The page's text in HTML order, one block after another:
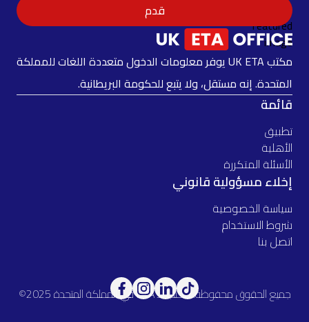
قدم
مكتب UK ETA يوفر معلومات الدخول متعددة اللغات للمملكة
المتحدة. إنه مستقل، ولا يتبع للحكومة البريطانية.
قائمة
تطبيق
الأهلية
الأسئلة المتكررة
إخلاء مسؤولية قانوني
سياسة الخصوصية
شروط الاستخدام
اتصل بنا
جميع الحقوق محفوظة. مكتب الـ ETA في المملكة المتحدة 2025©